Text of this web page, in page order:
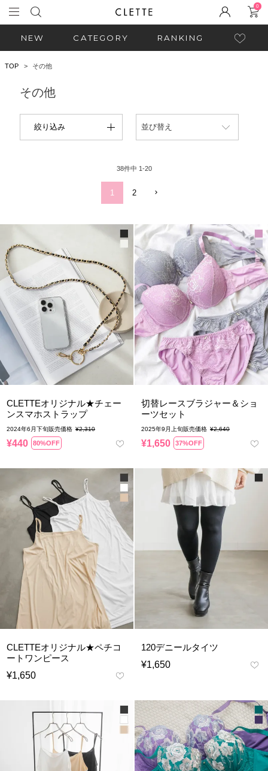
0
NEW CATEGORY RANKING
TOP その他
その他
絞り込み 並び替え
38件中 1-20
1 2
CLETTEオリジナル★チェー
ンスマホストラップ
2024年6月下旬販売価格 ¥2,310
¥440 80%OFF
切替レースブラジャー＆ショ
ーツセット
2025年9月上旬販売価格 ¥2,640
¥1,650 37%OFF
CLETTEオリジナル★ペチコ
ートワンピース
¥1,650
120デニールタイツ
¥1,650